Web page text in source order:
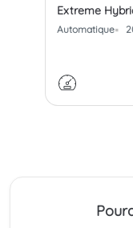
Extreme
Automatique